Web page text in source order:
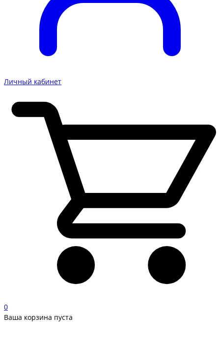
Личный кабинет
0
Ваша корзина пуста